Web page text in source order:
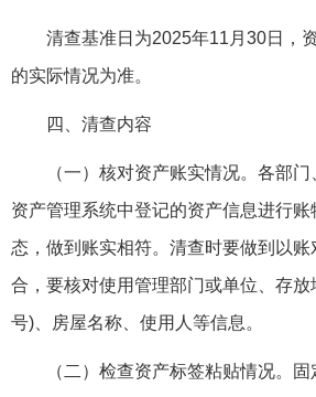
清查基准日为2025年11月30日，
的实际情况为准。
四、清查内容
（一）核对资产账实情况。各部
资产管理系统中登记的资产信息进行
态，做到账实相符。清查时要做到以
合，要核对使用管理部门或单位、存
号)、房屋名称、使用人等信息。
（二）检查资产标签粘贴情况。